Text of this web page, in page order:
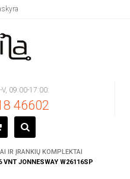
V, 09:00-17:00:
46602
IR ĮRANKIŲ KOMPLEKTAI
VNT JONNESWAY W26116SP